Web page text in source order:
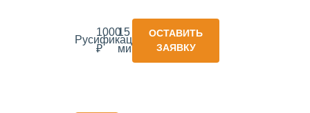
Русификация
1000
₽
15
минут
ОСТАВИТЬ
ЗАЯВКУ